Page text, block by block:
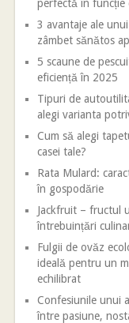
perfectă în funcție
3 avantaje ale
zâmbet sănătos
5 scaune de
eficiență în 2025
Tipuri de
alegi varianta
Cum să alegi
casei tale?
Rata Mulard:
în gospodărie
Jackfruit – fructul
întrebuințări
Fulgii de ovăz
ideală pentru un
echilibrat
Confesiunile unui
între pasiune,